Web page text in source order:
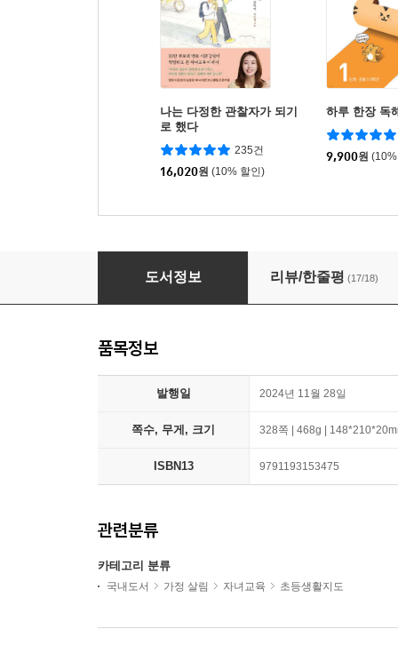
나는 다정한 관찰자가 되기
로 했다
235건
16,020원 (10% 할인)
하루 한장 독
9,900원
똑 부러지게 핵심만 담은 초등 1학년 학교생활
도서정보 리뷰/한줄평 (17/18)
품목정보
발행일 2024년 11월 28일
쪽수, 무게, 크기 328쪽 | 468g |
ISBN13 9791193153475
관련분류
카테고리 분류
국내도서 가정 살림 자녀교육 초등생활지도